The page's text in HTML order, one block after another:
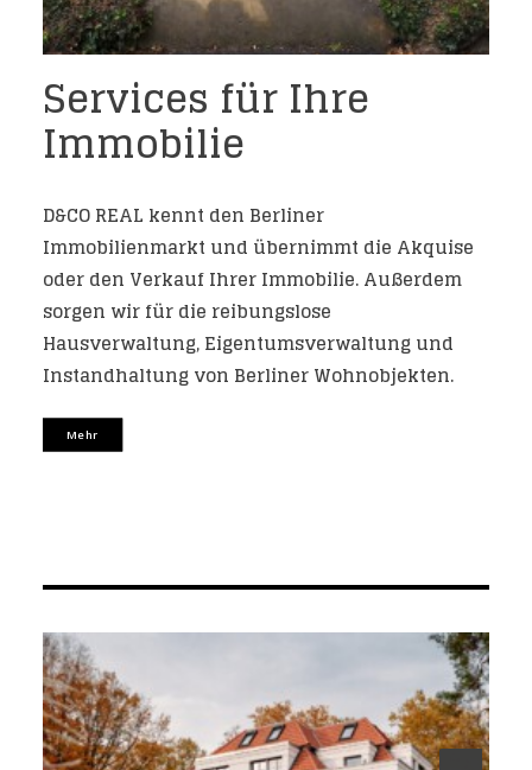
Services für Ihre
Immobilie
D&CO REAL kennt den Berliner
Immobilienmarkt und übernimmt die Akquise
oder den Verkauf Ihrer Immobilie. Außerdem
sorgen wir für die reibungslose
Hausverwaltung, Eigentumsverwaltung und
Instandhaltung von Berliner Wohnobjekten.
Mehr
Neubau einer Villa in Berlin-Nikolassee